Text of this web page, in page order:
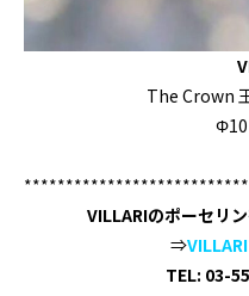
The Crown
VILLARIのポーセリ
⇒
TEL: 03-